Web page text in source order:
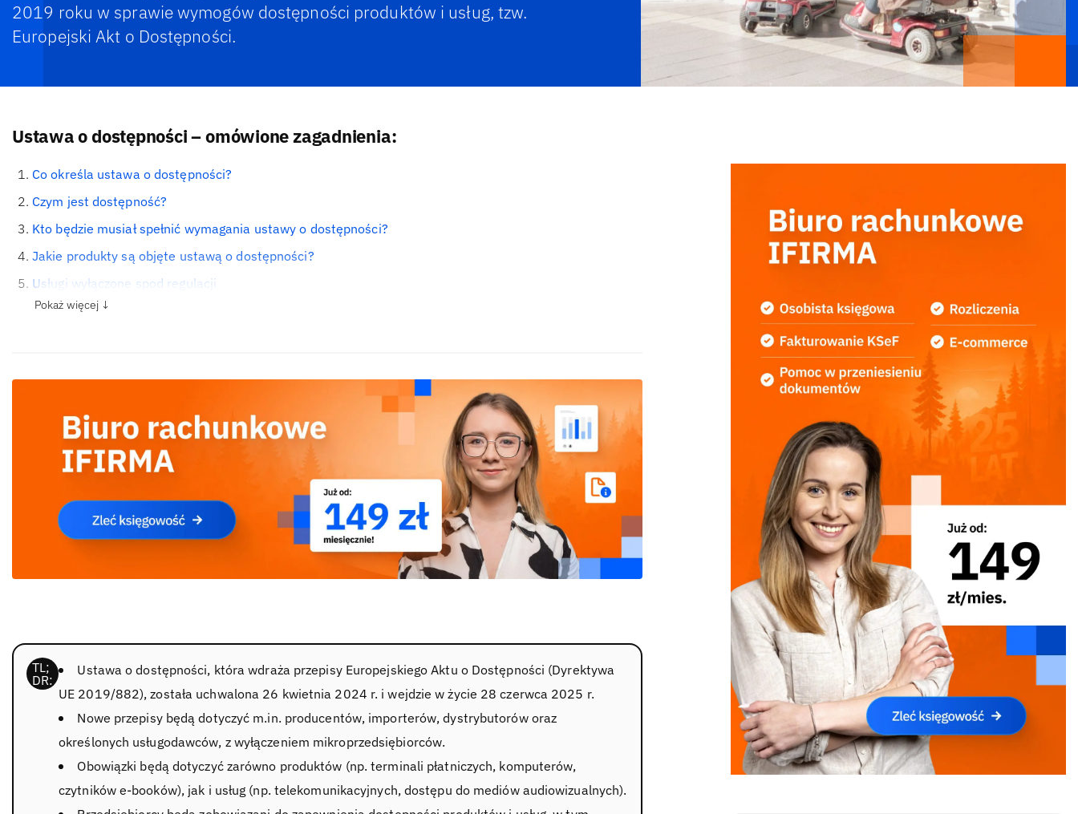
2019 roku w sprawie wymogów dostępności produktów i usług, tzw.
Europejski Akt o Dostępności.
Ustawa o dostępności – omówione zagadnienia:
Co określa ustawa o dostępności?
Czym jest dostępność?
Kto będzie musiał spełnić wymagania ustawy o dostępności?
Jakie produkty są objęte ustawą o dostępności?
Usługi wyłączone spod regulacji
Pokaż więcej ↓
Ustawa o dostępności, która wdraża przepisy Europejskiego Aktu o Dostępności (Dyrektywa
UE 2019/882), została uchwalona 26 kwietnia 2024 r. i wejdzie w życie 28 czerwca 2025 r.
Nowe przepisy będą dotyczyć m.in. producentów, importerów, dystrybutorów oraz
określonych usługodawców, z wyłączeniem mikroprzedsiębiorców.
Obowiązki będą dotyczyć zarówno produktów (np. terminali płatniczych, komputerów,
czytników e-booków), jak i usług (np. telekomunikacyjnych, dostępu do mediów audiowizualnych).